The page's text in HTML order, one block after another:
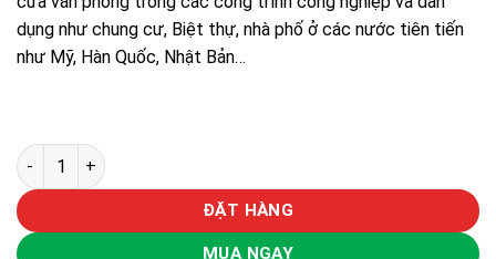
dụng như chung cư, Biệt thự, nhà phố ở các nước tiên tiến
như Mỹ, Hàn Quốc, Nhật Bản…
Cửa gỗ công nghiệp MDF phủ melamine KD.M1NGL số lượng
ĐẶT HÀNG
MUA NGAY